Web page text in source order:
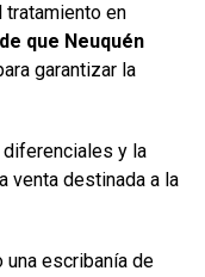
en
que Neuquén
garantizar la
diferenciales y la
venta destinada a la
escribanía de